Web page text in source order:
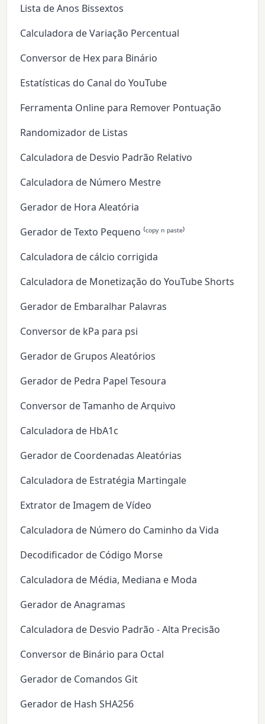
Lista de Anos Bissextos
Calculadora de Variação Percentual
Conversor de Hex para Binário
Estatísticas do Canal do YouTube
Ferramenta Online para Remover Pontuação
Randomizador de Listas
Calculadora de Desvio Padrão Relativo
Calculadora de Número Mestre
Gerador de Hora Aleatória
Gerador de Texto Pequeno ⁽ᶜᵒᵖʸ ⁿ ᵖᵃˢᵗᵉ⁾
Calculadora de cálcio corrigida
Calculadora de Monetização do YouTube Shorts
Gerador de Embaralhar Palavras
Conversor de kPa para psi
Gerador de Grupos Aleatórios
Gerador de Pedra Papel Tesoura
Conversor de Tamanho de Arquivo
Calculadora de HbA1c
Gerador de Coordenadas Aleatórias
Calculadora de Estratégia Martingale
Extrator de Imagem de Vídeo
Calculadora de Número do Caminho da Vida
Decodificador de Código Morse
Calculadora de Média, Mediana e Moda
Gerador de Anagramas
Calculadora de Desvio Padrão - Alta Precisão
Conversor de Binário para Octal
Gerador de Comandos Git
Gerador de Hash SHA256